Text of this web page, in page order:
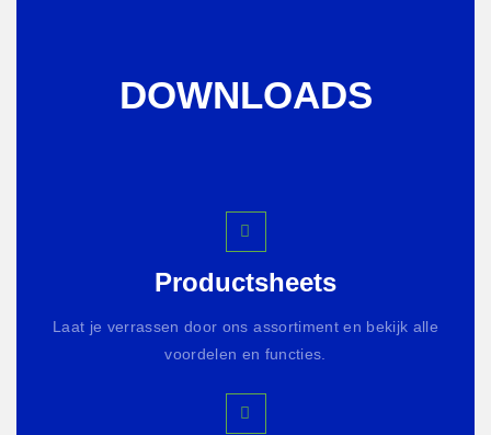
DOWNLOADS
Productsheets
Laat je verrassen door ons assortiment en bekijk alle
voordelen en functies.